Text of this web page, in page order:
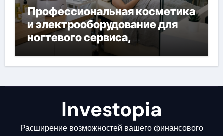
Профессиональная косметика
и электрооборудование для
ногтевого сервиса,
наращивания ресниц и
депиляции
Investopia
Расширение возможностей вашего финансового